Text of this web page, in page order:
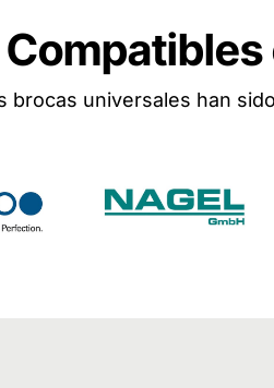
Compatibles
brocas universales han